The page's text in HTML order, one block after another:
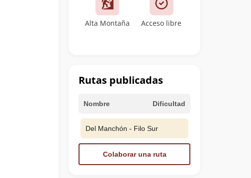
Alta Montaña Acceso libre
Rutas publicadas
Nombre Dificultad
Del Manchón - Filo Sur
Colaborar una ruta